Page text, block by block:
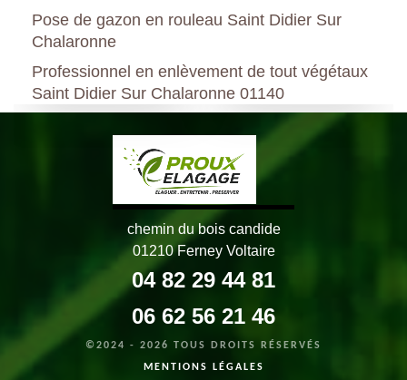
Pose de gazon en rouleau Saint Didier Sur
Chalaronne
Professionnel en enlèvement de tout végétaux
Saint Didier Sur Chalaronne 01140
chemin du bois candide
01210 Ferney Voltaire
04 82 29 44 81
06 62 56 21 46
©2024 - 2026 TOUS DROITS RÉSERVÉS
MENTIONS LÉGALES